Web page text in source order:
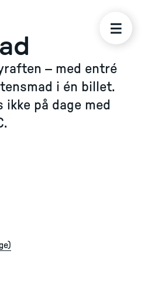
– med entré
i én billet.
på dage med
)